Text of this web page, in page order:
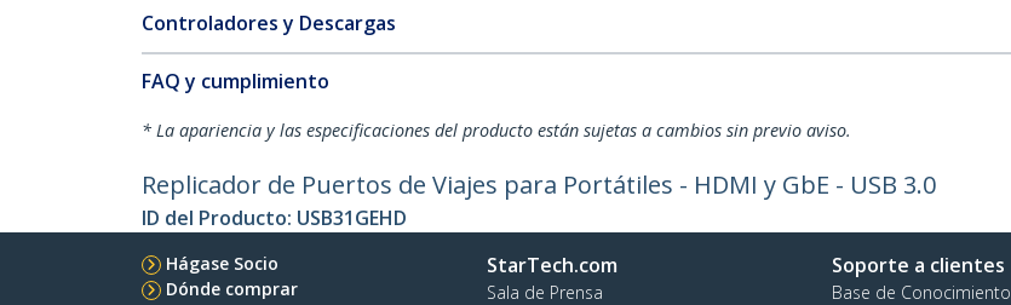
Controladores y Descargas
FAQ y cumplimiento
* La apariencia y las especificaciones del producto están sujetas a cambios sin previo aviso.
Replicador de Puertos de Viajes para Portátiles - HDMI y GbE - USB 3.0
ID del Producto: USB31GEHD
Hágase Socio
Dónde comprar
StarTech.com
Sala de Prensa
Soporte a clientes
Base de Conocimiento